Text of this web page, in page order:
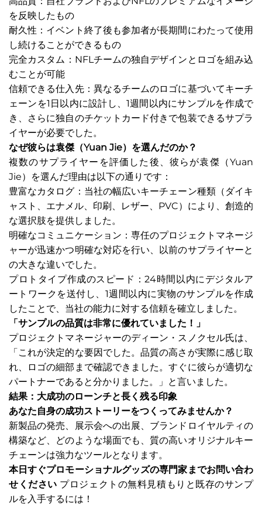
を反映したもの
耐久性：イベント終了後も参加者が長期間にわたって使用
し続けることができるもの
完全カスタム：NFLチームの独自デザインとロゴを組み込
むことが可能
信頼できる仕入先：異なるチームのロゴに基づいてキーチ
ェーンを1日以内に設計し、1週間以内にサンプルを作成で
き、さらに独自のチケットカード付きで包装できるサプラ
イヤーが必要でした。
なぜ彼らは袁傑（Yuan Jie）を選んだのか？
複数のサプライヤーを評価した後、彼らが袁傑（Yuan
Jie）を選んだ理由は以下の通りです：
豊富なカタログ：当社の幅広いキーチェーン種類（ダイキ
ャスト、エナメル、印刷、レザー、PVC）により、創造的
な選択肢を提供しました。
明確なコミュニケーション：専任のプロジェクトマネージ
ャーが迅速かつ明確な対応を行い、以前のサプライヤーと
の大きな違いでした。
プロトタイプ作成のスピード：24時間以内にデジタルア
ートワークを送付し、1週間以内に実物のサンプルを作成
したことで、当社の能力に対する信頼を確立しました。
「サンプルの品質は非常に優れていました！」
プロジェクトマネージャーのディーン・スノクセル氏は、
「これが決定的な要因でした。品質の高さが実際に感じ取
れ、ロゴの細部まで確認できました。すぐに彼らが適切な
パートナーであると分かりました。」と言いました。
結果：大成功のローンチと長く残る印象
あなた自身の成功ストーリーをつくってみませんか？
新製品の発売、展示会への出展、ブランドロイヤルティの
構築など、どのような場面でも、質の高いオリジナルキー
チェーンは強力なツールとなります。
本日すぐプロモーショナルグッズの専門家までお問い合わ
せください プロジェクトの無料見積もりと既存のサンプ
ルを入手するには！